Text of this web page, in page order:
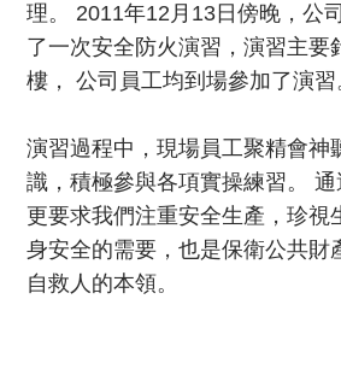
理。 2011年12月13日傍晚，公
了一次安全防火演習，演習主要
樓， 公司員工均到場參加了演習
演習過程中，現場員工聚精會神
識，積極參與各項實操練習。 通
更要求我們注重安全生產，珍視
身安全的需要，也是保衛公共財
自救人的本領。